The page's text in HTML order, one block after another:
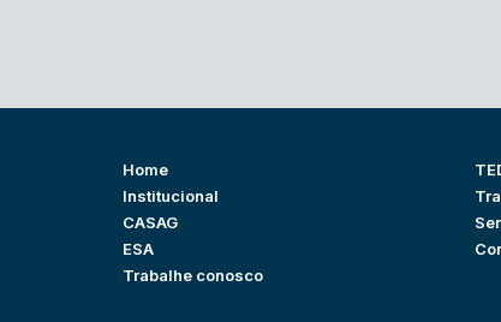
Home
Institucional
CASAG
ESA
Trabalhe conosco